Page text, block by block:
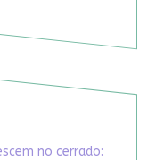
no cerrado: